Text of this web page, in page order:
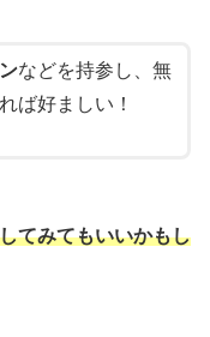
などを持参し、無
ば好ましい！
てみてもいいかもし